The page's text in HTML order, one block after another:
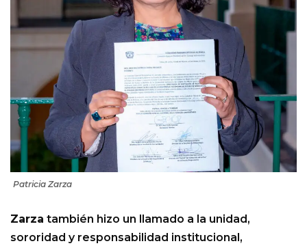
Patricia Zarza
Zarza también hizo un llamado a la unidad,
sororidad y responsabilidad institucional,